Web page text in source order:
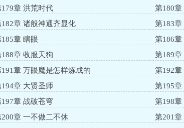
179章 洪荒时代
第180章
182章 诸般神通齐显化
第183章
185章 瞎眼
第186章
188章 收服天狗
第189章
191章 万眼魔是怎样炼成的
第192章
194章 大贤圣师
第195
197章 战破苍穹
第198章
200章 一不做二不休
第201章